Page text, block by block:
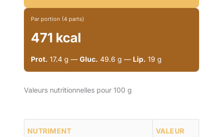
Par portion (4 parts)
471 kcal
Prot. 17.4 g — Gluc. 49.6 g — Lip. 19 g
Valeurs nutritionnelles pour 100 g
NUTRIMENT VALEUR